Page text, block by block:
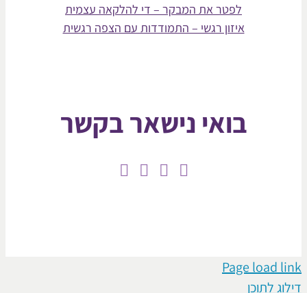
לפטר את המבקר – די להלקאה עצמית
איזון רגשי – התמודדות עם הצפה רגשית
בואי נישאר בקשר
Page